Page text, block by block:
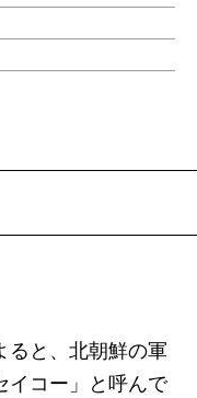
ると、北朝鮮の軍
イコー」と呼んで